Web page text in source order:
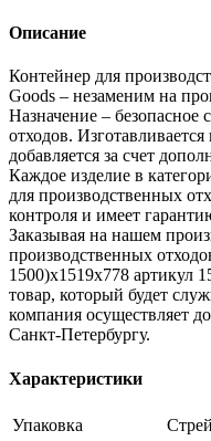
Описание
Контейнер для
Goods – незаменим на
Назначение – безопасное
отходов.
добавляется за счет
Каждое изделие в
для производственных
контроля и имеет
Заказывая на нашем
производственных
1500)x1519x778 артикул
товар, который будет
компания осуществляет
Санкт-Петербургу.
Характеристики
Упаковка